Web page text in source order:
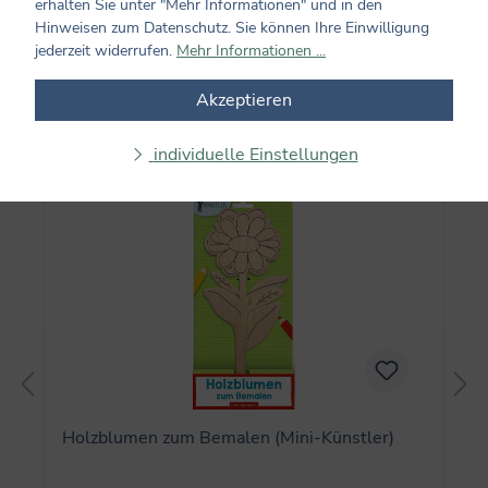
Produktgalerie überspringen
Auch beliebt
Holzblumen zum Bemalen (Mini-Künstler)
erhalten Sie unter "Mehr Informationen" und in den
Hinweisen zum Datenschutz. Sie können Ihre Einwilligung
jederzeit widerrufen. Mehr Informationen ...
Akzeptieren
individuelle Einstellungen